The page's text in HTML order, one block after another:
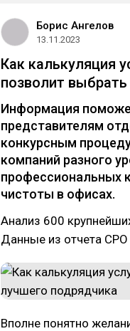
Борис Ангелов
13.11.2023
Как калькуляция
позволит
Информация
представителям
конкурсным
компаний разного
профессиональных
чистоты в офисах.
Анализ 600
Данные из отчета СРО
Вполне понятно